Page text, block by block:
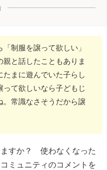
制服を譲って欲しい」
と話したこともありま
まに遊んでいた子らし
て欲しいなら子どもじ
。常識なさそうだから譲
ますか？ 使わなくなった
ミュニティのコメントを